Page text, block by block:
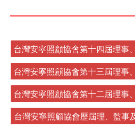
台灣安寧照顧協會歷屆理、監事